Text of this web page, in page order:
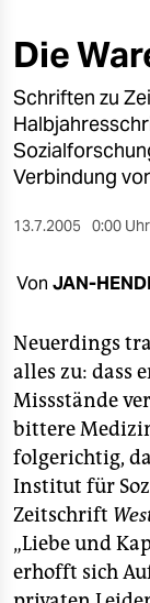
öko
gesellschaft
kultur
sport
berlin
nord
wahrheit
verlag
verlag
veranstaltungen
shop
fragen & hilfe
Die
Schriften zu
Verbindung
13.7.2005 0:00 Uhr
Von JAN-
Neuerdings
alles zu: dass
Missstände
bittere
folgerichtig,
Institut für
Zeitschrift
„Liebe und
erhofft sich